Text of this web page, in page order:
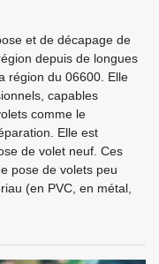
et de décapage de
depuis de longues
région du 06600. Elle
capables
comme le
Elle est
de volet neuf. Ces
pose de volets peu
(en PVC, en métal,